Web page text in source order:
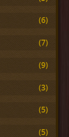
(6)
(7)
(9)
(3)
(5)
(5)